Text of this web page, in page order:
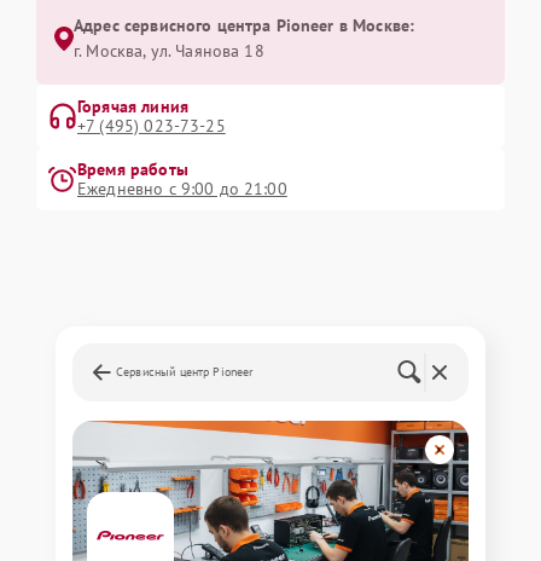
Адрес сервисного центра Pioneer в Москве:
г. Москва, ул. Чаянова 18
Горячая линия
+7 (495) 023-73-25
Время работы
Ежедневно с 9:00 до 21:00
Сервисный центр Pioneer